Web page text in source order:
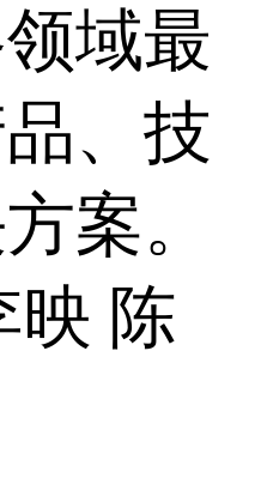
域最
、技
案。
映 陈